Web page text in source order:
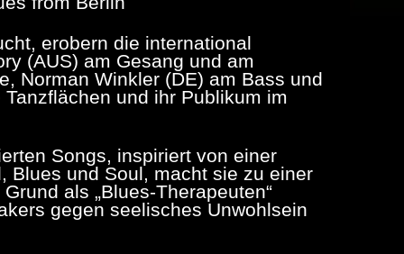
erobern die international
(AUS) am Gesang und am
Norman Winkler (DE) am Bass und
und ihr Publikum im
Songs, inspiriert von einer
Blues und Soul, macht sie zu einer
als „Blues-Therapeuten“
gegen seelisches Unwohlsein